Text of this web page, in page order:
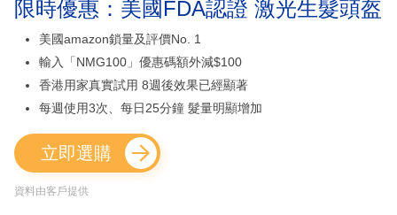
限時優惠：美國FDA認證 激光生髮頭盔
美國amazon鎖量及評價No. 1
輸入「NMG100」優惠碼額外減$100
香港用家真實試用 8週後效果已經顯著
每週使用3次、每日25分鐘 髮量明顯增加
立即選購
資料由客戶提供